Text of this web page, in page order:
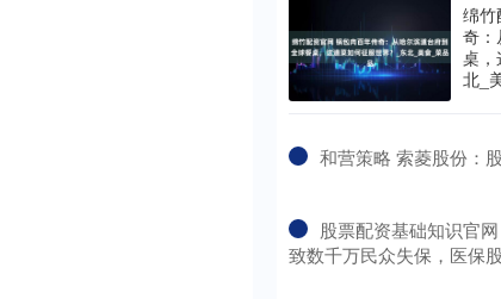
绵竹
奇：
桌，
北_
和营策略 索菱股份：
股票配资基础知识官
致数千万民众失保，医保